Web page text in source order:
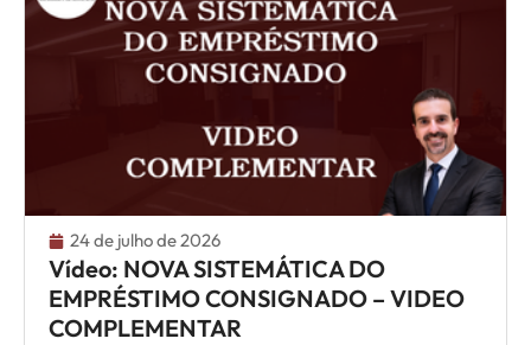
24 de julho de 2026
Vídeo: NOVA SISTEMÁTICA DO
EMPRÉSTIMO CONSIGNADO – VIDEO
COMPLEMENTAR